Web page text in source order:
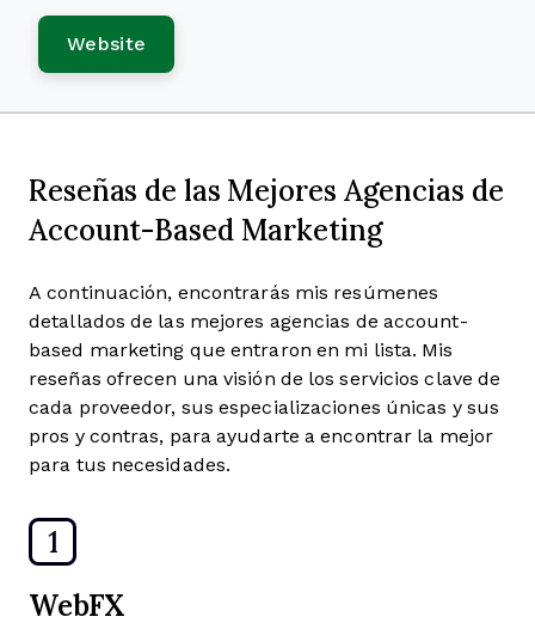
Website
Reseñas de las Mejores Agencias de
Account-Based Marketing
A continuación, encontrarás mis resúmenes
detallados de las mejores agencias de account-
based marketing que entraron en mi lista. Mis
reseñas ofrecen una visión de los servicios clave de
cada proveedor, sus especializaciones únicas y sus
pros y contras, para ayudarte a encontrar la mejor
para tus necesidades.
1
WebFX